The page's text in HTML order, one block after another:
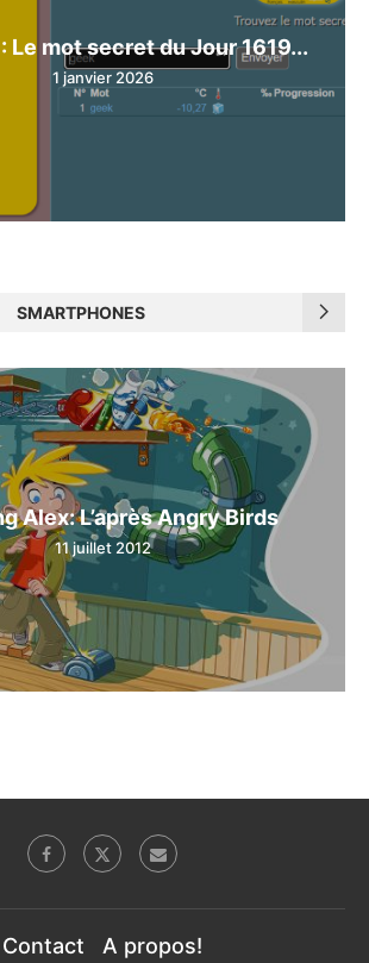
Le mot secret du Jour 1619...
1 janvier 2026
SMARTPHONES
Alex: L’après Angry Birds
11 juillet 2012
Contact A propos!